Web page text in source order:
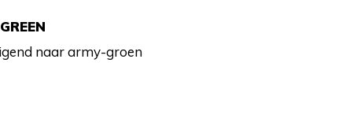
naar army-groen